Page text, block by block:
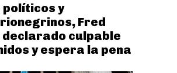
políticos y
Fred
culpable
y espera la pena